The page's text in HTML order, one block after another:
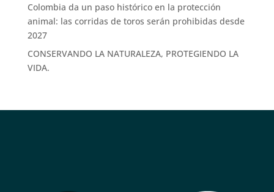
Colombia da un paso histórico en la protección
animal: las corridas de toros serán prohibidas desde
2027
CONSERVANDO LA NATURALEZA, PROTEGIENDO LA
VIDA.